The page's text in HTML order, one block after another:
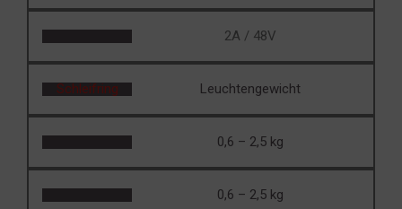
2A / 48V
Schleifring Leuchtengewicht
0,6 – 2,5 kg
0,6 – 2,5 kg